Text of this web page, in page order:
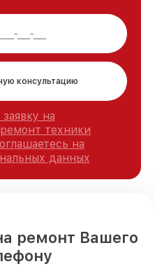
консультацию
на
техники
на
данных
ремонт Вашего